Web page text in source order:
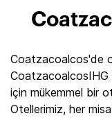
Coatzacoalcos'de
CoatzacoalcosIHG
için mükemmel bir
Otellerimiz, her